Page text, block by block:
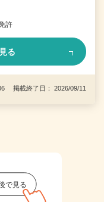
許
る
掲載終了日： 2026/09/11